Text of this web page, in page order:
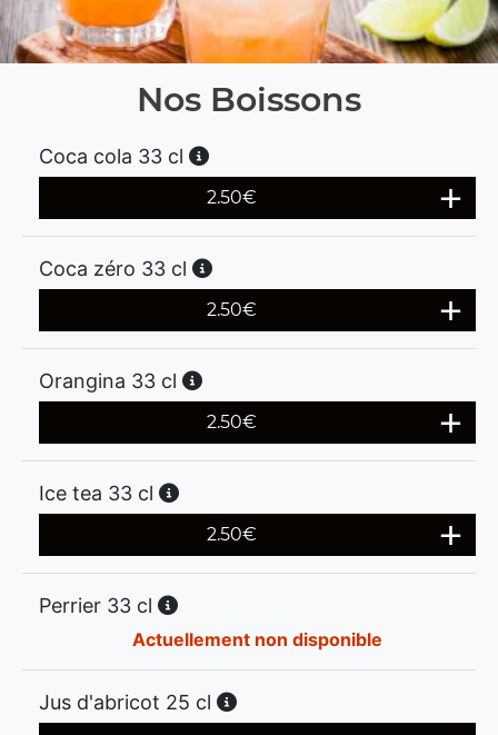
Nos Boissons
Coca cola 33 cl
2.50€
Coca zéro 33 cl
2.50€
Orangina 33 cl
2.50€
Ice tea 33 cl
2.50€
Perrier 33 cl
Actuellement non disponible
Jus d'abricot 25 cl